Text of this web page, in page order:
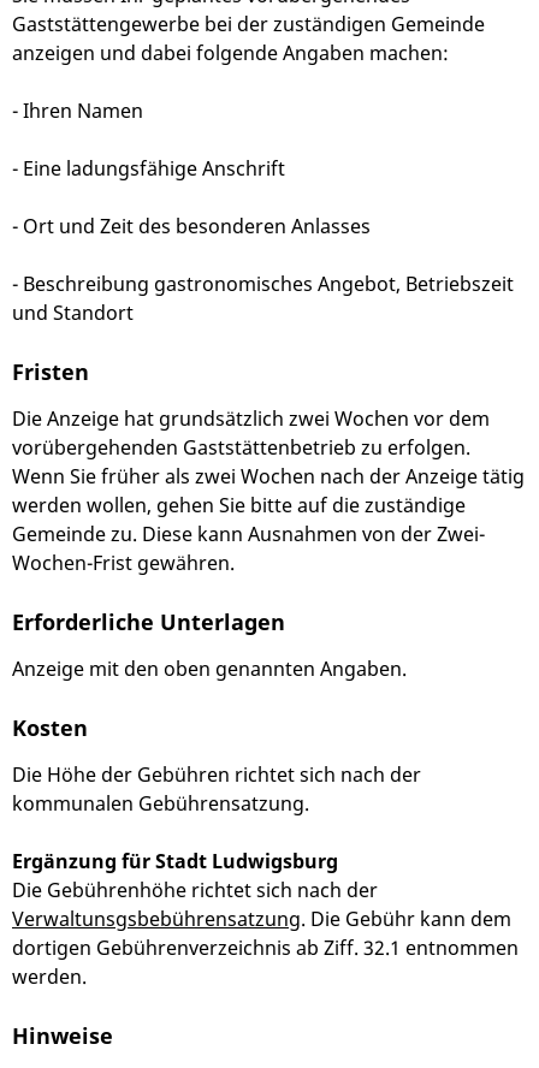
Gaststättengewerbe bei der zuständigen Gemeinde
anzeigen und dabei folgende Angaben machen:
- Ihren Namen
- Eine ladungsfähige Anschrift
- Ort und Zeit des besonderen Anlasses
- Beschreibung gastronomisches Angebot, Betriebszeit
und Standort
Fristen
Die Anzeige hat grundsätzlich zwei Wochen vor dem
vorübergehenden Gaststättenbetrieb zu erfolgen.
Wenn Sie früher als zwei Wochen nach der Anzeige tätig
werden wollen, gehen Sie bitte auf die zuständige
Gemeinde zu. Diese kann Ausnahmen von der Zwei-
Wochen-Frist gewähren.
Erforderliche Unterlagen
Anzeige mit den oben genannten Angaben.
Kosten
Die Höhe der Gebühren richtet sich nach der
kommunalen Gebührensatzung.
Ergänzung für Stadt Ludwigsburg
Die Gebührenhöhe richtet sich nach der
Verwaltunsgsbebührensatzung. Die Gebühr kann dem
dortigen Gebührenverzeichnis ab Ziff. 32.1 entnommen
werden.
Hinweise